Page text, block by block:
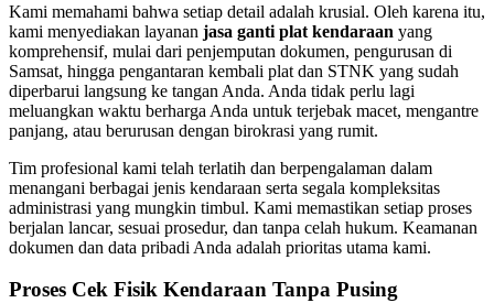
Kami memahami bahwa setiap detail adalah krusial. Oleh karena itu,
kami menyediakan layanan jasa ganti plat kendaraan yang
komprehensif, mulai dari penjemputan dokumen, pengurusan di
Samsat, hingga pengantaran kembali plat dan STNK yang sudah
diperbarui langsung ke tangan Anda. Anda tidak perlu lagi
meluangkan waktu berharga Anda untuk terjebak macet, mengantre
panjang, atau berurusan dengan birokrasi yang rumit.
Tim profesional kami telah terlatih dan berpengalaman dalam
menangani berbagai jenis kendaraan serta segala kompleksitas
administrasi yang mungkin timbul. Kami memastikan setiap proses
berjalan lancar, sesuai prosedur, dan tanpa celah hukum. Keamanan
dokumen dan data pribadi Anda adalah prioritas utama kami.
Proses Cek Fisik Kendaraan Tanpa Pusing